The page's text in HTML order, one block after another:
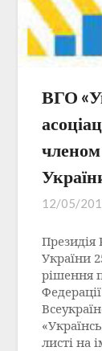
ВГО
членом
12/05/
Президія
України
рішення
листі на